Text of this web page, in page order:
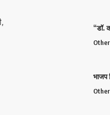
“डॉ.
भाजप